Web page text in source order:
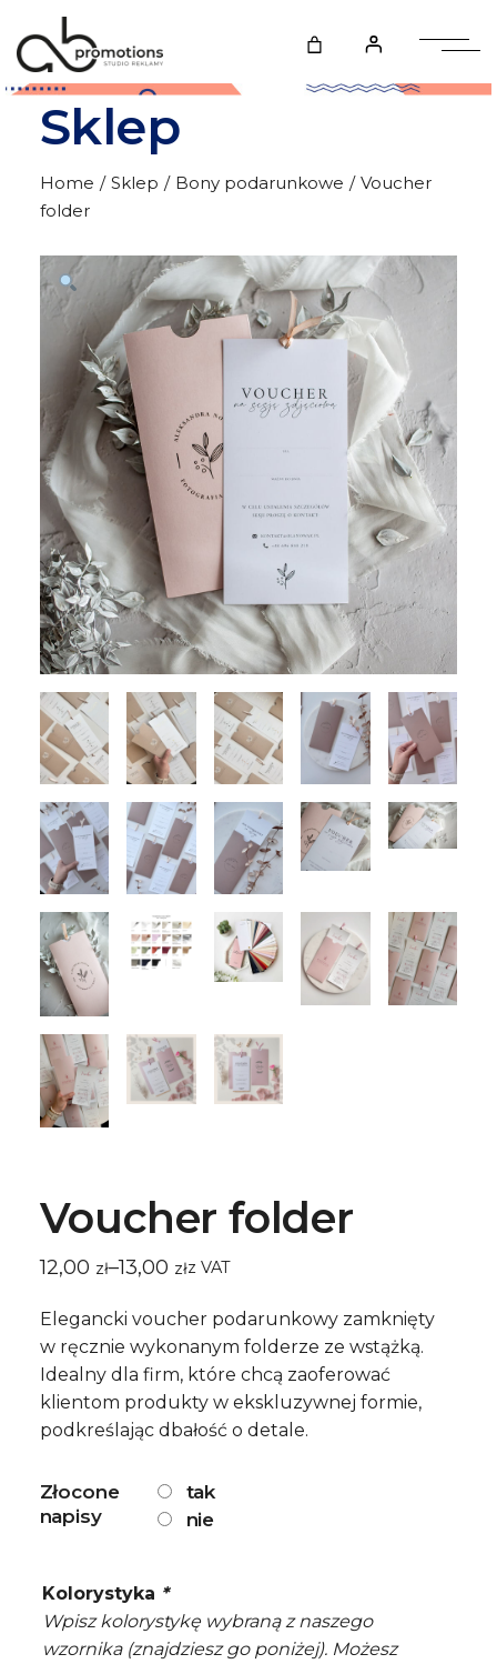
the
content
Sklep
Home Sklep Bony podarunkowe
Voucher
folder
Voucher folder
12,00 zł–13,00 zł
Zakres
od
12,00 zł
do
13,00 zł
ㅤz VAT
Elegancki voucher podarunkowy zamknięty
w ręcznie wykonanym folderze ze wstążką.
Idealny dla firm, które chcą zaoferować
klientom produkty w ekskluzywnej formie,
podkreślając dbałość o detale.
Złocone
napisy
tak
nie
Kolorystyka *
Wpisz kolorystykę wybraną z naszego
wzornika (znajdziesz go poniżej). Możesz